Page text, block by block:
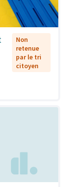
Non
retenue
par le tri
citoyen